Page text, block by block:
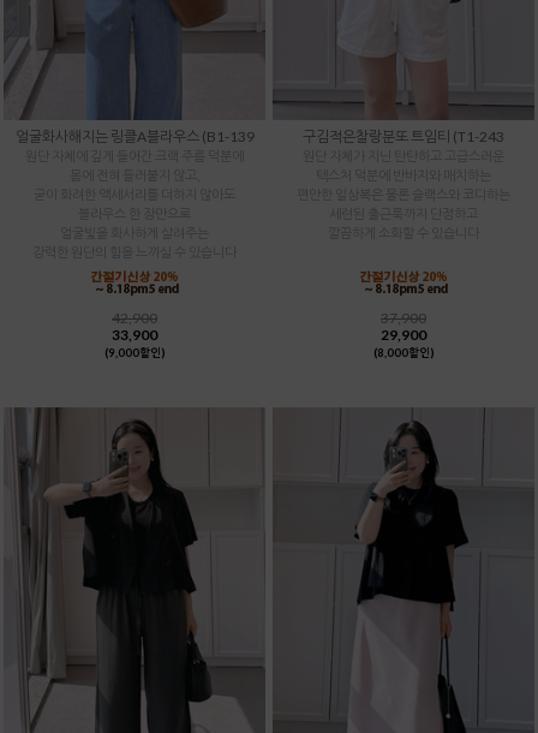
얼굴화사해지는 링클A블라우스 (B1-139
원단 자체에 깊게 들어간 크랙 주름 덕분에
몸에 전혀 들러붙지 않고,
강력한 원단의 힘을 느끼실 수 있습니다
42,900
33,900
(9,000할인)
구김적은찰랑분또 트임티 (T1-243
원단 자체가 지닌 탄탄하고 고급스러운
편안한 일상복은 물론 슬랙스와 코디하는
깔끔하게 소화할 수 있습니다
37,900
29,900
(8,000할인)